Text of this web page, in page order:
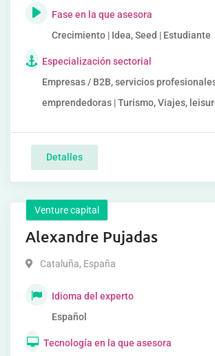
Fase en la que asesora
Crecimiento | Idea, Seed | Estudiante
Especialización sectorial
Empresas / B2B, servicios
emprendedoras | Turismo, Viajes,
Detalles
Venture capital
Alexandre Pujadas
Cataluña, España
Idioma del experto
Español
Tecnología en la que asesora